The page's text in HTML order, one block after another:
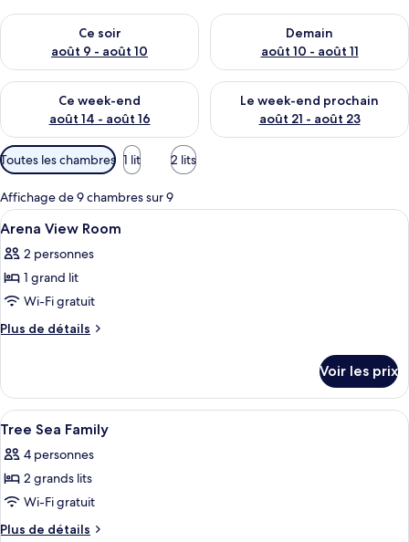
Ce soir
août 9 - août 10
Vérifier la disponibilité pour ce soir août 9 - août 10
Demain
août 10 - août 11
Vérifier la disponibilité pour
Ce week-end
août 14 - août 16
Vérifier la disponibilité pour ce week-end août 14 - août 16
Le week-end prochain
août 21 - août 23
Vérifier la disponibilité pour
Filtres
disponibles
pour
les
chambres
Toutes les chambres 1 lit 2 lits
Affichage de 9 chambres sur 9
Afficher
toutes
les
photos
pour
ce
chambre :
Arena
View
Room
Draps en coton égyptien, literie de
13
Arena View Room
2 personnes
1 grand lit
Wi-Fi gratuit
Plus de détails
Plus
le
type
de
Arena
View
Voir les prix
Afficher
toutes
les
photos
pour
ce
Draps en coton égyptien, literie de
7
Tree Sea Family
4 personnes
2 grands lits
Wi-Fi gratuit
Plus de détails
Plus